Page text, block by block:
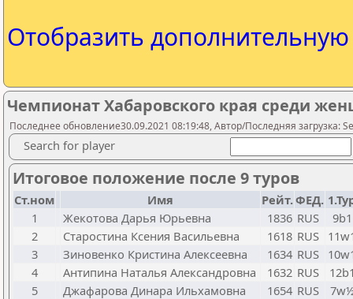
Отобразить
Чемпионат Хабаровского края среди
Последнее обновление30.09.2021 08:19:48, Автор/Последняя загрузка:
Search for player
Итоговое положение после 9 туров
Ст.ном Имя Рейт.ФЕД.
1
Жекотова Дарья Юрьевна 1836 RUS
9b1
2
Старостина Ксения Васильевна 1618 RUS
3
Зиновенко Кристина Алексеевна 1634 RUS
4
Антипина Наталья Александровна 1632 RUS
5
Джафарова Динара Ильхамовна 1654 RUS